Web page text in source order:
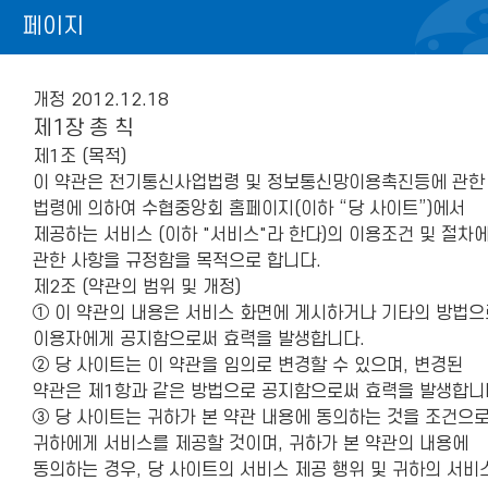
페이지
개정 2012.12.18
제1장 총 칙
제1조 (목적)
이 약관은 전기통신사업법령 및 정보통신망이용촉진등에 관한
법령에 의하여 수협중앙회 홈페이지(이하 “당 사이트”)에서
제공하는 서비스 (이하 "서비스"라 한다)의 이용조건 및 절차
관한 사항을 규정함을 목적으로 합니다.
제2조 (약관의 범위 및 개정)
① 이 약관의 내용은 서비스 화면에 게시하거나 기타의 방법으
이용자에게 공지함으로써 효력을 발생합니다.
② 당 사이트는 이 약관을 임의로 변경할 수 있으며, 변경된
약관은 제1항과 같은 방법으로 공지함으로써 효력을 발생합
③ 당 사이트는 귀하가 본 약관 내용에 동의하는 것을 조건으
귀하에게 서비스를 제공할 것이며, 귀하가 본 약관의 내용에
동의하는 경우, 당 사이트의 서비스 제공 행위 및 귀하의 서비